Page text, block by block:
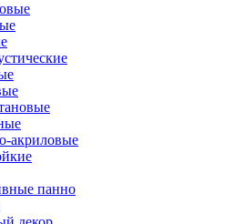
акриловые
панно